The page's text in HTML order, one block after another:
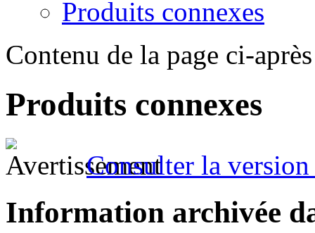
Produits connexes
Contenu de la page ci-après
Produits connexes
Consulter la
Information archivée